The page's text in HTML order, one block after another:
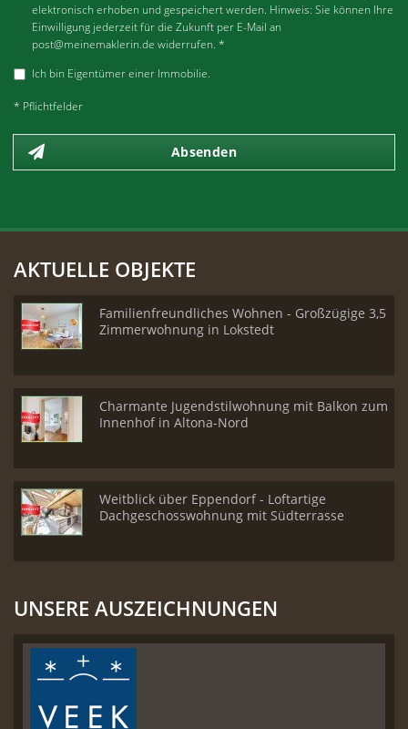
elektronisch erhoben und gespeichert werden. Hinweis: Sie können Ihre
Einwilligung jederzeit für die Zukunft per E-Mail an
post@meinemaklerin.de widerrufen. *
Ich bin Eigentümer einer Immobilie.
* Pflichtfelder
Absenden
AKTUELLE OBJEKTE
Familienfreundliches Wohnen - Großzügige 3,5
Zimmerwohnung in Lokstedt
Charmante Jugendstilwohnung mit Balkon zum
Innenhof in Altona-Nord
Weitblick über Eppendorf - Loftartige
Dachgeschosswohnung mit Südterrasse
UNSERE AUSZEICHNUNGEN